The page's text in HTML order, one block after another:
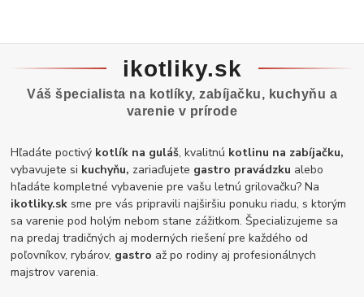
ikotliky.sk
Váš špecialista na kotlíky, zabíjačku, kuchyňu a
varenie v prírode
Hľadáte poctivý kotlík na guláš, kvalitnú kotlinu na zabíjačku,
vybavujete si kuchyňu, zariaďujete gastro pravádzku alebo
hľadáte kompletné vybavenie pre vašu letnú grilovačku? Na
ikotliky.sk sme pre vás pripravili najširšiu ponuku riadu, s ktorým
sa varenie pod holým nebom stane zážitkom. Špecializujeme sa
na predaj tradičných aj moderných riešení pre každého od
poľovníkov, rybárov, gastro až po rodiny aj profesionálnych
majstrov varenia.